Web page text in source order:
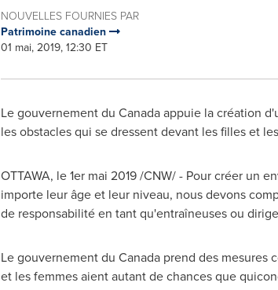
NOUVELLES FOURNIES PAR
Patrimoine canadien
01 mai, 2019, 12:30 ET
Le gouvernement du Canadaappuie la création
les obstacles qui se dressent devant les filles et
OTTAWA, le 1er mai 2019 /CNW/ - Pour créer un
importe leur âge et leur niveau, nous devons
de responsabilité en tant qu'entraîneuses ou
Le gouvernement du Canadaprend des mesures
et les femmes aient autant de chances que